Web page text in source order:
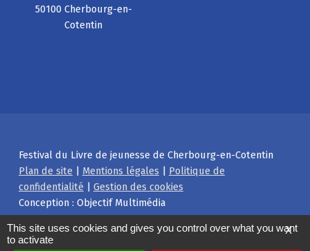
50100 Cherbourg-en-
Cotentin
Festival du Livre de jeunesse de Cherbourg-en-Cotentin
Plan de site | Mentions légales | Politique de
confidentialité | Gestion des cookies
Conception : Objectif Multimédia
Facebook
Instagram
Back to top ↑ X
This site uses cookies and gives you control over what you want
to activate